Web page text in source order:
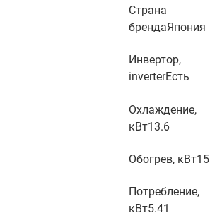
Страна
брендаЯпония
Инвертор,
inverterЕсть
Охлаждение,
кВт13.6
Обогрев, кВт15
Потребление,
кВт5.41